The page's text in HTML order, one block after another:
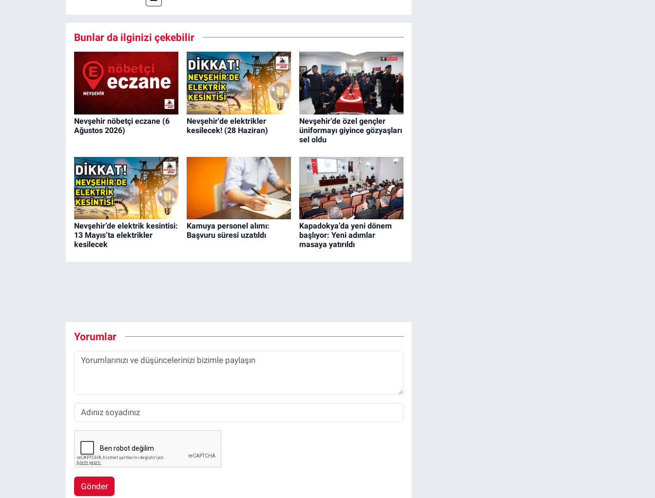
Bunlar da ilginizi çekebilir
Nevşehir nöbetçi eczane (6
Ağustos 2026)
Nevşehir'de elektrikler
kesilecek! (28 Haziran)
Nevşehir’de özel gençler
üniformayı giyince gözyaşları
sel oldu
Nevşehir’de elektrik kesintisi:
13 Mayıs’ta elektrikler
kesilecek
Kamuya personel alımı:
Başvuru süresi uzatıldı
Kapadokya’da yeni dönem
başlıyor: Yeni adımlar
masaya yatırıldı
Yorumlar
Gönder